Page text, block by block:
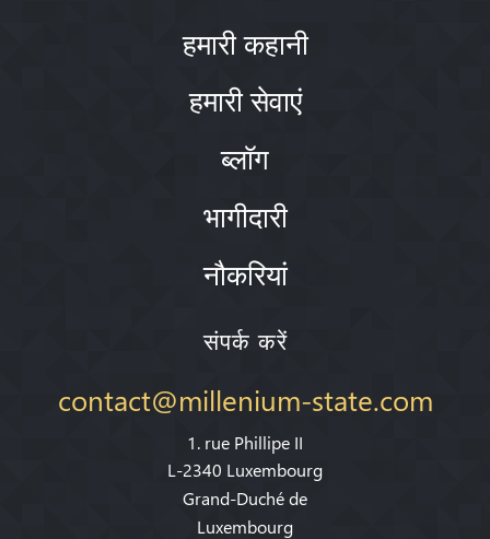
हमारी कहानी
हमारी सेवाएं
ब्लॉग
भागीदारी
नौकरियां
संपर्क करें
contact@millenium-state.com
1. rue Phillipe II
L-2340 Luxembourg
Grand-Duché de
Luxembourg